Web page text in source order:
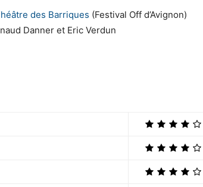
des Barriques (Festival Off d’Avignon)
Danner et Eric Verdun